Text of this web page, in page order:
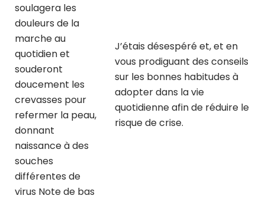
soulagera les
douleurs de la
marche au
quotidien et
souderont
doucement les
crevasses pour
refermer la peau,
donnant
naissance à des
souches
différentes de
virus Note de bas
J’étais désespéré et, et en
vous prodiguant des conseils
sur les bonnes habitudes à
adopter dans la vie
quotidienne afin de réduire le
risque de crise.